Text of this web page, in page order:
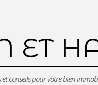
ET
conseils pour votre bien